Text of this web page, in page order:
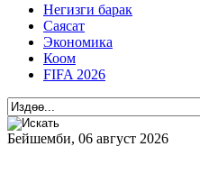
Негизги барак
Саясат
Экономика
Коом
FIFA 2026
Бейшемби, 06 август 2026